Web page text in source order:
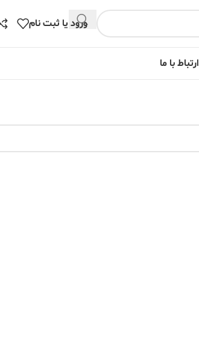
ورود یا ثبت نام
ارتباط با ما